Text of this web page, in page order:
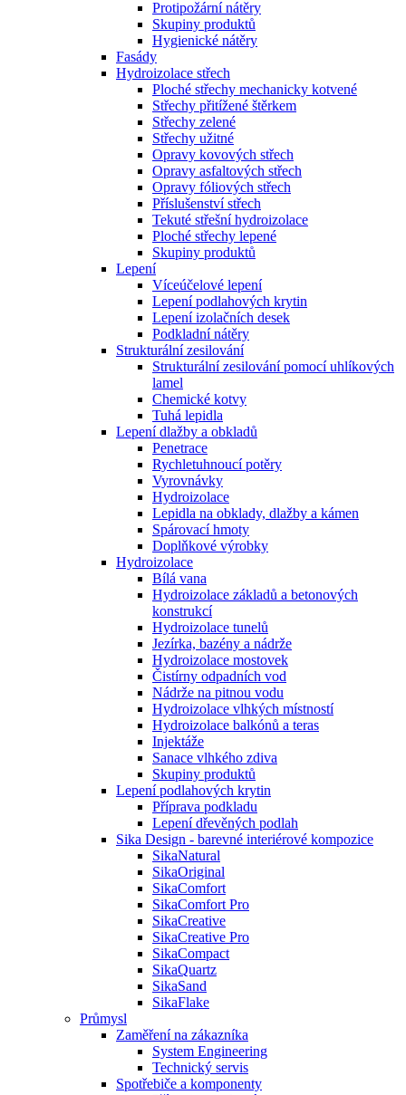
Protipožární nátěry
Skupiny produktů
Hygienické nátěry
Fasády
Hydroizolace střech
Ploché střechy mechanicky kotvené
Střechy přitížené štěrkem
Střechy zelené
Střechy užitné
Opravy kovových střech
Opravy asfaltových střech
Opravy fóliových střech
Příslušenství střech
Tekuté střešní hydroizolace
Ploché střechy lepené
Skupiny produktů
Lepení
Víceúčelové lepení
Lepení podlahových krytin
Lepení izolačních desek
Podkladní nátěry
Strukturální zesilování
Strukturální zesilování pomocí uhlíkových
lamel
Chemické kotvy
Tuhá lepidla
Lepení dlažby a obkladů
Penetrace
Rychletuhnoucí potěry
Vyrovnávky
Hydroizolace
Lepidla na obklady, dlažby a kámen
Spárovací hmoty
Doplňkové výrobky
Hydroizolace
Bílá vana
Hydroizolace základů a betonových
konstrukcí
Hydroizolace tunelů
Jezírka, bazény a nádrže
Hydroizolace mostovek
Čistírny odpadních vod
Nádrže na pitnou vodu
Hydroizolace vlhkých místností
Hydroizolace balkónů a teras
Injektáže
Sanace vlhkého zdiva
Skupiny produktů
Lepení podlahových krytin
Příprava podkladu
Lepení dřevěných podlah
Sika Design - barevné interiérové kompozice
SikaNatural
SikaOriginal
SikaComfort
SikaComfort Pro
SikaCreative
SikaCreative Pro
SikaCompact
SikaQuartz
SikaSand
SikaFlake
Průmysl
Zaměření na zákazníka
System Engineering
Technický servis
Spotřebiče a komponenty